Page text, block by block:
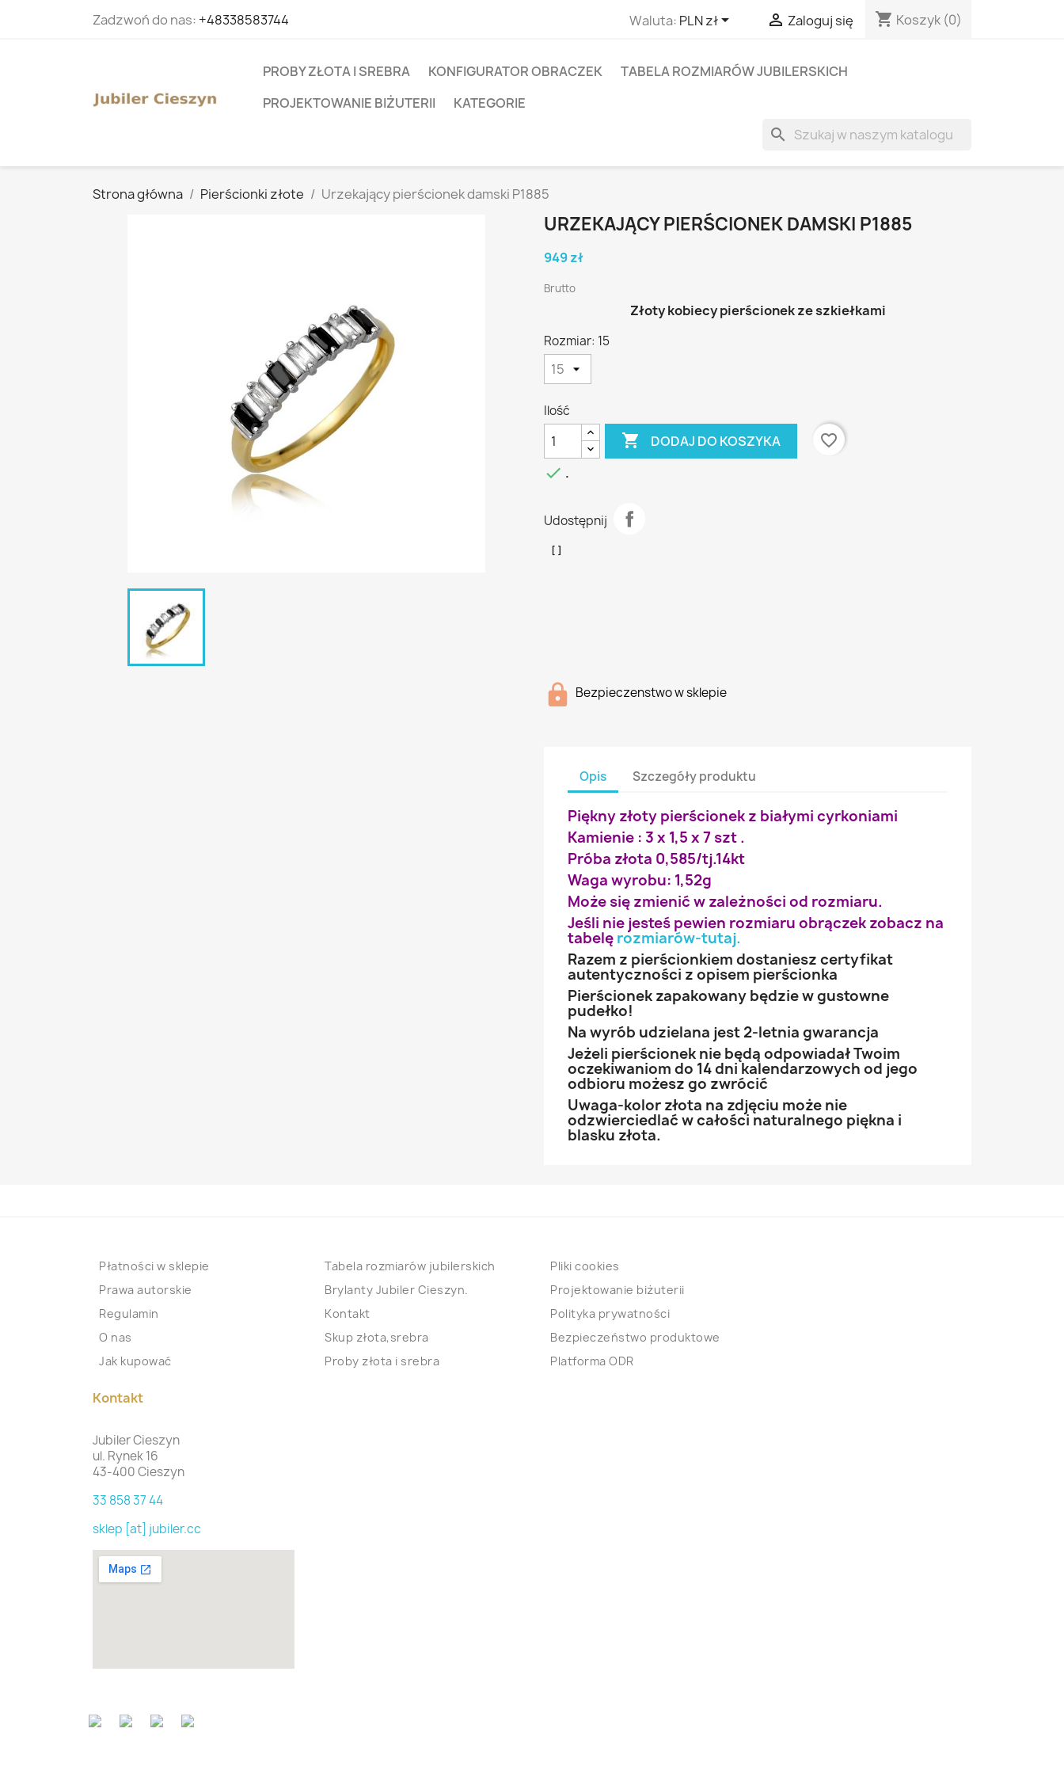
Zadzwoń do nas: +48338583744 Waluta: PLN zł  Zaloguj się shopping_cart Koszyk (0)
PROBY ZŁOTA I SREBRA KONFIGURATOR OBRACZEK
TABELA ROZMIARÓW JUBILERSKICH
PROJEKTOWANIE BIŻUTERII
KATEGORIE
search
Strona główna Pierścionki złote Urzekający pierścionek damski P1885
URZEKAJĄCY PIERŚCIONEK DAMSKI P1885
949 zł
Brutto
Złoty kobiecy pierścionek ze szkiełkami
Rozmiar: 15
Ilość
 DODAJ DO KOSZYKA
favorite_border
 .
Udostępnij
Bezpieczenstwo w sklepie
Opis Szczegóły produktu
Piękny złoty pierścionek z białymi cyrkoniami
Kamienie : 3 x 1,5 x 7 szt .
Próba złota 0,585/tj.14kt
Waga wyrobu: 1,52g
Może się zmienić w zależności od rozmiaru.
Jeśli nie jesteś pewien rozmiaru obrączek zobacz na
tabelę rozmiarów-tutaj.
Razem z pierścionkiem dostaniesz certyfikat
autentyczności z opisem pierścionka
Pierścionek zapakowany będzie w gustowne
pudełko!
Na wyrób udzielana jest 2-letnia gwarancja
Jeżeli pierścionek nie będą odpowiadał Twoim
oczekiwaniom do 14 dni kalendarzowych od jego
odbioru możesz go zwrócić
Uwaga-kolor złota na zdjęciu może nie
odzwierciedlać w całości naturalnego piękna i
blasku złota.
Płatności w sklepie
Prawa autorskie
Regulamin
O nas
Jak kupować
Tabela rozmiarów jubilerskich
Brylanty Jubiler Cieszyn.
Kontakt
Skup złota,srebra
Proby złota i srebra
Pliki cookies
Projektowanie biżuterii
Polityka prywatności
Bezpieczeństwo produktowe
Platforma ODR
Kontakt
Jubiler Cieszyn
ul. Rynek 16
43-400 Cieszyn
33 858 37 44
sklep [at] jubiler.cc